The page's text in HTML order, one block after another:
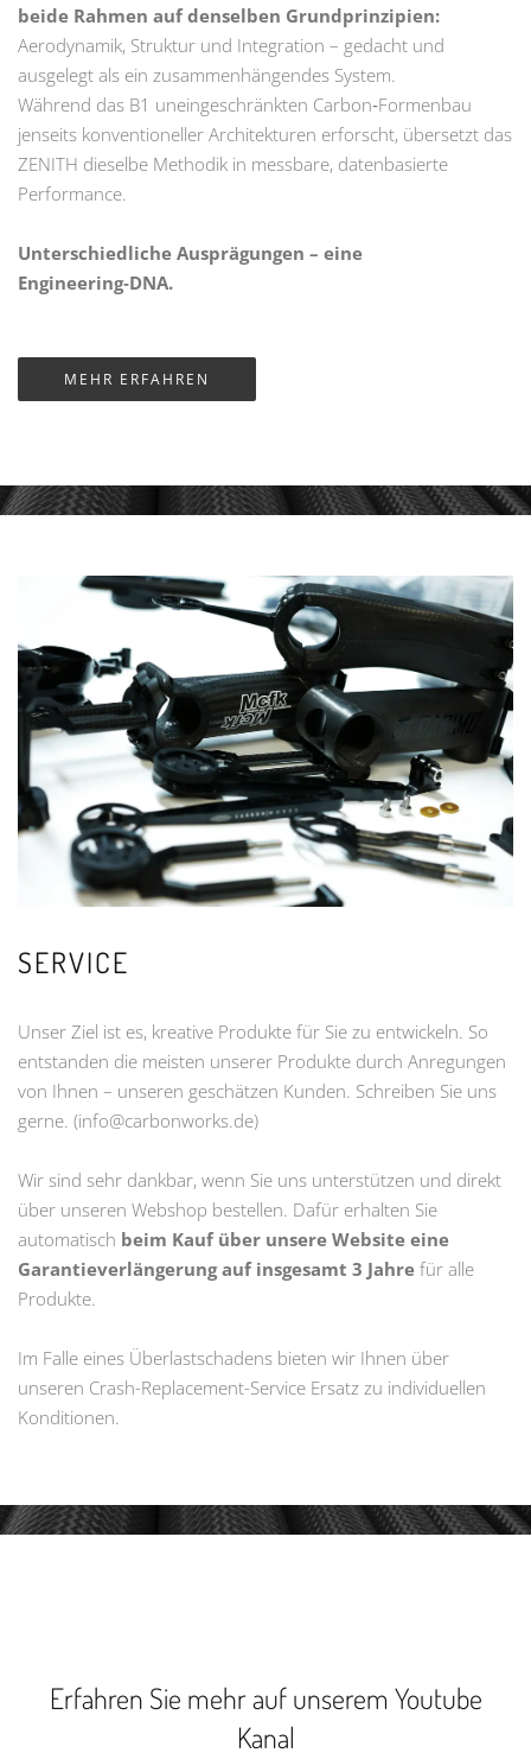
beide Rahmen auf denselben Grundprinzipien:
Aerodynamik, Struktur und Integration – gedacht und
ausgelegt als ein zusammenhängendes System.
Während das B1 uneingeschränkten Carbon‑Formenbau
jenseits konventioneller Architekturen erforscht, übersetzt das
ZENITH dieselbe Methodik in messbare, datenbasierte
Performance.
Unterschiedliche Ausprägungen – eine
Engineering‑DNA.
MEHR ERFAHREN
SERVICE
Unser Ziel ist es, kreative Produkte für Sie zu entwickeln. So
entstanden die meisten unserer Produkte durch Anregungen
von Ihnen – unseren geschätzen Kunden. Schreiben Sie uns
gerne. (info@carbonworks.de)
Wir sind sehr dankbar, wenn Sie uns unterstützen und direkt
über unseren Webshop bestellen. Dafür erhalten Sie
automatisch beim Kauf über unsere Website eine
Garantieverlängerung auf insgesamt 3 Jahre für alle
Produkte.
Im Falle eines Überlastschadens bieten wir Ihnen über
unseren Crash-Replacement-Service Ersatz zu individuellen
Konditionen.
Erfahren Sie mehr auf unserem Youtube
Kanal